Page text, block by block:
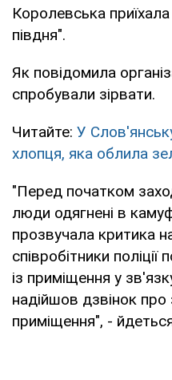
Королевська
півдня".
Як повідомила
спробували зірвати.
Читайте: У
хлопця, яка облила
"Перед початком
люди одягнені в
прозвучала критика
співробітники
із приміщення у
надійшов дзвінок про
приміщення", -